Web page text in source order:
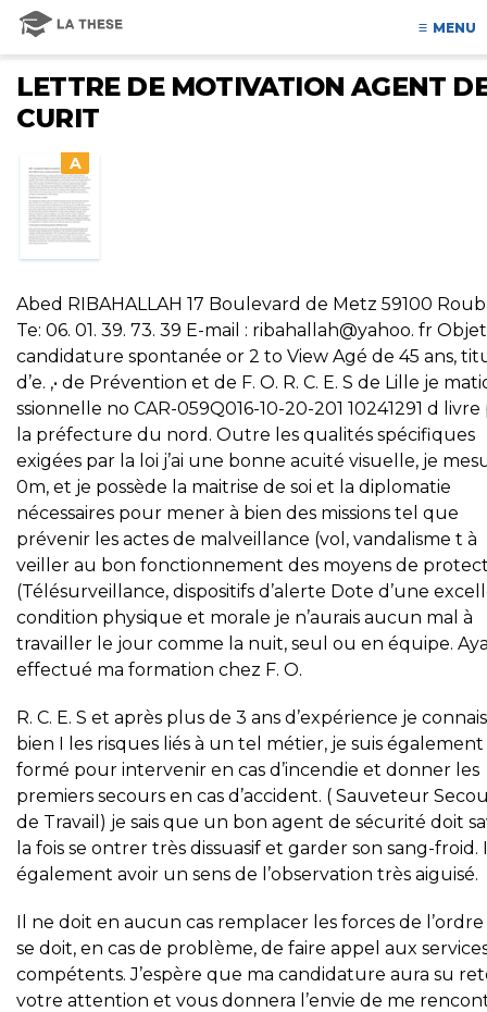
MENU
LETTRE DE MOTIVATION AGENT
CURIT
A
Abed RIBAHALLAH 17 Boulevard de Metz 59100
Te: 06. 01. 39. 73. 39 E-mail : ribahallah@yahoo. fr
candidature spontanée or 2 to View Agé de 45 ans,
d’e. ,• de Prévention et de F. O. R. C. E. S de Lille je
ssionnelle no CAR-059Q016-10-20-201 10241291 d livre
la préfecture du nord. Outre les qualités spécifiques
exigées par la loi j’ai une bonne acuité visuelle, je
0m, et je possède la maitrise de soi et la diplomatie
nécessaires pour mener à bien des missions tel que
prévenir les actes de malveillance (vol, vandalisme t à
veiller au bon fonctionnement des moyens de
(Télésurveillance, dispositifs d’alerte Dote d’une
condition physique et morale je n’aurais aucun mal à
travailler le jour comme la nuit, seul ou en équipe.
effectué ma formation chez F. O.
R. C. E. S et après plus de 3 ans d’expérience je
bien I les risques liés à un tel métier, je suis également
formé pour intervenir en cas d’incendie et donner les
premiers secours en cas d’accident. ( Sauveteur
de Travail) je sais que un bon agent de sécurité doit
la fois se ontrer très dissuasif et garder son sang-froid.
également avoir un sens de l’observation très aiguisé.
Il ne doit en aucun cas remplacer les forces de
se doit, en cas de problème, de faire appel aux
compétents. J’espère que ma candidature aura su
votre attention et vous donnera l’envie de me